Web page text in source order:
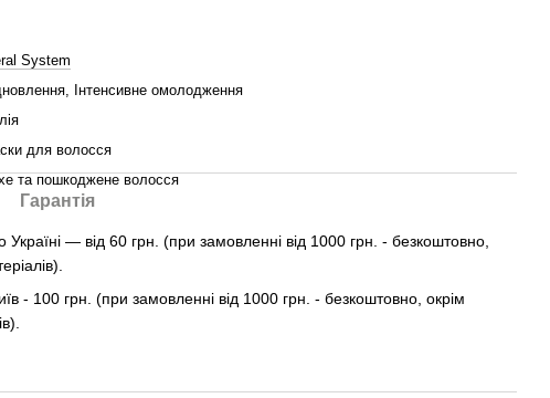
System
Інтенсивне омолодження
для волосся
та пошкоджене волосся
Гарантія
— від 60 грн. (при замовленні від 1000 грн. - безкоштовно,
- 100 грн. (при замовленні від 1000 грн. - безкоштовно, окрім